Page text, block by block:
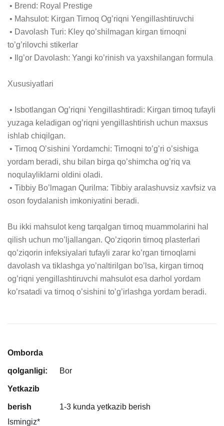
to’g’rilovchi stikerlar
Xususiyatlari
yuzaga keladigan og’riqni yengillashtirish uchun maxsus
ishlab chiqilgan.
yordam beradi, shu bilan birga qo’shimcha og’riq va
noqulayliklarni oldini oladi.
oson foydalanish imkoniyatini beradi.
Bu ikki mahsulot keng tarqalgan tirnoq muammolarini hal
qilish uchun mo’ljallangan. Qo’ziqorin tirnoq plasterlari
qo’ziqorin infeksiyalari tufayli zarar ko’rgan tirnoqlarni
davolash va tiklashga yo’naltirilgan bo’lsa, kirgan tirnoq
og’riqni yengillashtiruvchi mahsulot esa darhol yordam
ko’rsatadi va tirnoq o’sishini to’g’irlashga yordam beradi.
Omborda
qolganligi: Bor
Yetkazib
berish
1-3 kunda yetkazib berish
Ismingiz*